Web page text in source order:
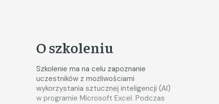
O szkoleniu
Szkolenie ma na celu zapoznanie
uczestników z możliwościami
wykorzystania sztucznej inteligencji (AI)
w programie Microsoft Excel. Podczas